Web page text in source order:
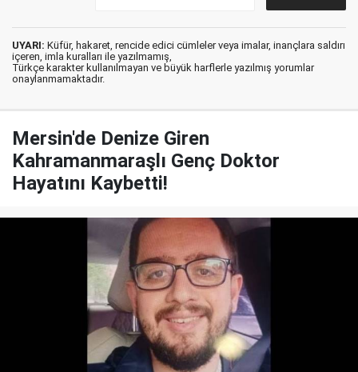
UYARI: Küfür, hakaret, rencide edici cümleler veya imalar, inançlara saldırı
içeren, imla kuralları ile yazılmamış,
Türkçe karakter kullanılmayan ve büyük harflerle yazılmış yorumlar
onaylanmamaktadır.
Mersin'de Denize Giren
Kahramanmaraşlı Genç Doktor
Hayatını Kaybetti!